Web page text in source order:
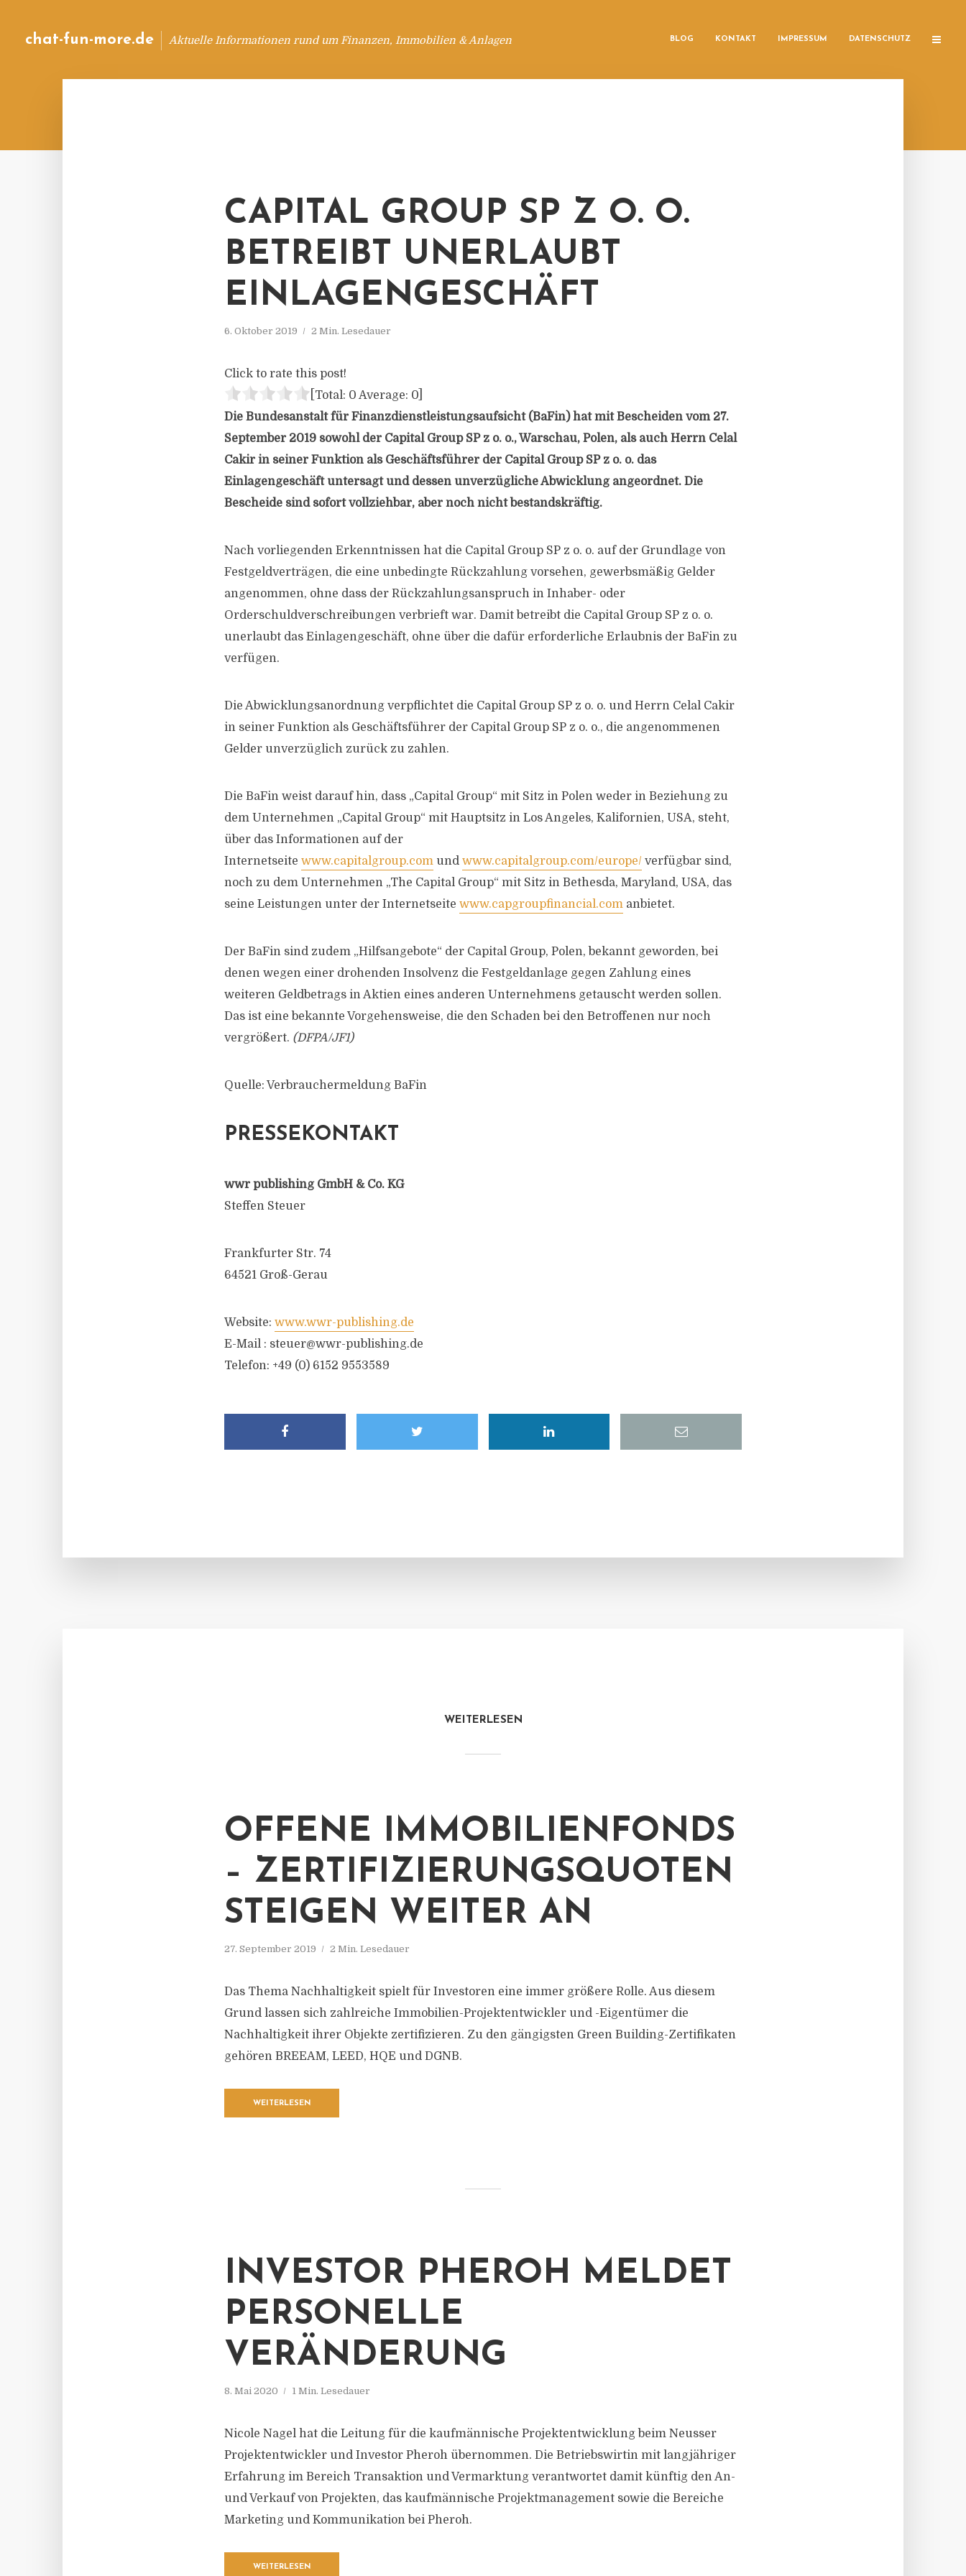
chat-fun-more.de Aktuelle Informationen rund um Finanzen, Immobilien & Anlagen BLOG KONTAKT IMPRESSUM DATENSCHUTZ
CAPITAL GROUP SP Z O. O.
BETREIBT UNERLAUBT
EINLAGENGESCHÄFT
6. Oktober 2019 2 Min. Lesedauer
Click to rate this post!
[Total: 0 Average: 0
Die Bundesanstalt für Finanzdienstleistungsaufsicht (BaFin) hat mit Bescheiden vom 27.
September 2019 sowohl der Capital Group SP z o. o., Warschau, Polen, als auch Herrn Celal
Cakir in seiner Funktion als Geschäftsführer der Capital Group SP z o. o. das
Einlagengeschäft untersagt und dessen unverzügliche Abwicklung angeordnet. Die
Bescheide sind sofort vollziehbar, aber noch nicht bestandskräftig.
Nach vorliegenden Erkenntnissen hat die Capital Group SP z o. o. auf der Grundlage von
Festgeldverträgen, die eine unbedingte Rückzahlung vorsehen, gewerbsmäßig Gelder
angenommen, ohne dass der Rückzahlungsanspruch in Inhaber- oder
Orderschuldverschreibungen verbrieft war. Damit betreibt die Capital Group SP z o. o.
unerlaubt das Einlagengeschäft, ohne über die dafür erforderliche Erlaubnis der BaFin zu
verfügen.
Die Abwicklungsanordnung verpflichtet die Capital Group SP z o. o. und Herrn Celal Cakir
in seiner Funktion als Geschäftsführer der Capital Group SP z o. o., die angenommenen
Gelder unverzüglich zurück zu zahlen.
Die BaFin weist darauf hin, dass „Capital Group“ mit Sitz in Polen weder in Beziehung zu
dem Unternehmen „Capital Group“ mit Hauptsitz in Los Angeles, Kalifornien, USA, steht,
über das Informationen auf der
Internetseite www.capitalgroup.com und www.capitalgroup.com/europe/ verfügbar sind,
noch zu dem Unternehmen „The Capital Group“ mit Sitz in Bethesda, Maryland, USA, das
seine Leistungen unter der Internetseite www.capgroupfinancial.com anbietet.
Der BaFin sind zudem „Hilfsangebote“ der Capital Group, Polen, bekannt geworden, bei
denen wegen einer drohenden Insolvenz die Festgeldanlage gegen Zahlung eines
weiteren Geldbetrags in Aktien eines anderen Unternehmens getauscht werden sollen.
Das ist eine bekannte Vorgehensweise, die den Schaden bei den Betroffenen nur noch
vergrößert. (DFPA/JF1)
Quelle: Verbrauchermeldung BaFin
PRESSEKONTAKT
wwr publishing GmbH & Co. KG
Steffen Steuer
Frankfurter Str. 74
64521 Groß-Gerau
Website: www.wwr-publishing.de
E-Mail : steuer@wwr-publishing.de
Telefon: +49 (0) 6152 9553589
WEITERLESEN
OFFENE IMMOBILIENFONDS
– ZERTIFIZIERUNGSQUOTEN
STEIGEN WEITER AN
27. September 2019 2 Min. Lesedauer
Das Thema Nachhaltigkeit spielt für Investoren eine immer größere Rolle. Aus diesem
Grund lassen sich zahlreiche Immobilien-Projektentwickler und -Eigentümer die
Nachhaltigkeit ihrer Objekte zertifizieren. Zu den gängigsten Green Building-Zertifikaten
gehören BREEAM, LEED, HQE und DGNB.
WEITERLESEN
INVESTOR PHEROH MELDET
PERSONELLE
VERÄNDERUNG
8. Mai 2020 1 Min. Lesedauer
Nicole Nagel hat die Leitung für die kaufmännische Projektentwicklung beim Neusser
Projektentwickler und Investor Pheroh übernommen. Die Betriebswirtin mit langjähriger
Erfahrung im Bereich Transaktion und Vermarktung verantwortet damit künftig den An-
und Verkauf von Projekten, das kaufmännische Projektmanagement sowie die Bereiche
Marketing und Kommunikation bei Pheroh.
WEITERLESEN